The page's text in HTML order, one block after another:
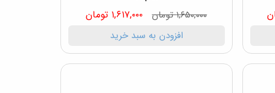
۱,۶۵۰,۰۰۰ تومان ۱,۶۱۷,۰۰۰ تومان
افزودن به سبد خرید